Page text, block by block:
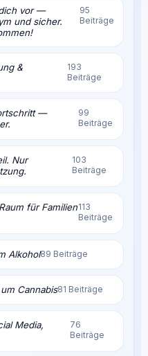
vor —
und sicher.
95
Beiträge
&
193
Beiträge
—
99
Beiträge
Nur
103
Beiträge
für Familien113
Beiträge
Alkohol89 Beiträge
Cannabis81 Beiträge
Media,
76
Beiträge